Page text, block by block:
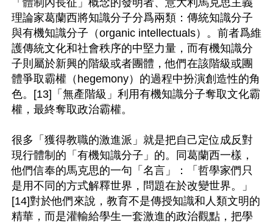
理論家葛蘭西將知識分子分爲兩類：傳統知識分子
與有機知識分子（organic intellectuals）。前者爲維
護傳統文化和社會秩序的中堅力量，而有機知識分
子則屬於新興的階級或者團體，他們在該階級或團
體爭取霸權（hegemony）的過程中扮演創造性的角
色。[13]「無產階級」利用有機知識分子奪取文化霸
權，最終奪取政治霸權。
很多「獲得教職的激進派」就是把自己定位成反對
現行體制的「有機知識分子」的。同葛蘭西一樣，
他們信奉的馬克思的一句「名言」：「哲學家們只
是用不同的方式解釋世界，問題在於改變世界。」
[14]對於他們來說，教育不是傳授知識和人類文明的
精華，而是灌輸給學生一套激進的政治觀點，把學